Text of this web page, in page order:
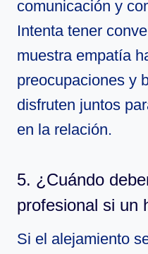
comunicación y
Intenta tener
muestra empatía
preocupaciones y
disfruten juntos
en la relación.
5. ¿Cuándo
profesional si un
Si el alejamiento